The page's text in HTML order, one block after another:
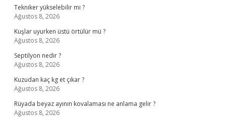
Tekniker yükselebilir mi ?
Ağustos 8, 2026
Kuşlar uyurken üstü örtülür mü ?
Ağustos 8, 2026
Septilyon nedir ?
Ağustos 8, 2026
Kuzudan kaç kg et çıkar ?
Ağustos 8, 2026
Rüyada beyaz ayının kovalaması ne anlama gelir ?
Ağustos 8, 2026